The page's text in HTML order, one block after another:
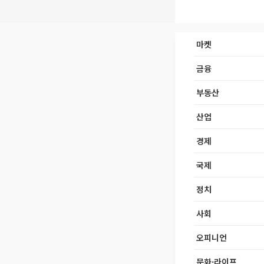
마켓
금융
부동산
산업
경제
국제
정치
사회
오피니언
문화·라이프